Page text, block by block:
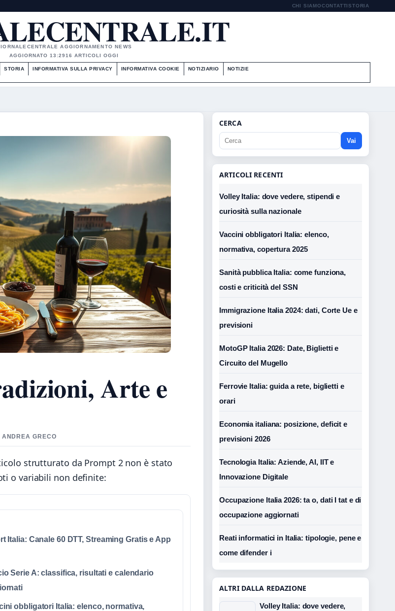
CHI SIAMOCONTATTISTORIA
AGGIORNAMENTO NEWS
AGGIORNATO 13:2916 ARTICOLI OGGI
STORIA INFORMATIVA SULLA PRIVACY INFORMATIVA COOKIE NOTIZIARIO NOTIZIE
Arte e
GRECO
strutturato da Prompt 2 non è stato
o variabili non definite:
Italia: Canale 60 DTT, Streaming Gratis e App
Serie A: classifica, risultati e calendario
obbligatori Italia: elenco, normativa,
CERCA
Vai
ARTICOLI RECENTI
Volley Italia: dove vedere, stipendi e
curiosità sulla nazionale
Vaccini obbligatori Italia: elenco,
normativa, copertura 2025
Sanità pubblica Italia: come funziona,
costi e criticità del SSN
Immigrazione Italia 2024: dati, Corte Ue e
previsioni
MotoGP Italia 2026: Date, Biglietti e
Circuito del Mugello
Ferrovie Italia: guida a rete, biglietti e
orari
Economia italiana: posizione, deficit e
previsioni 2026
Tecnologia Italia: Aziende, AI, IIT e
Innovazione Digitale
Occupazione Italia 2026: ta o, dati I tat e di
occupazione aggiornati
Reati informatici in Italia: tipologie, pene e
come difender i
ALTRI DALLA REDAZIONE
Volley Italia: dove vedere,